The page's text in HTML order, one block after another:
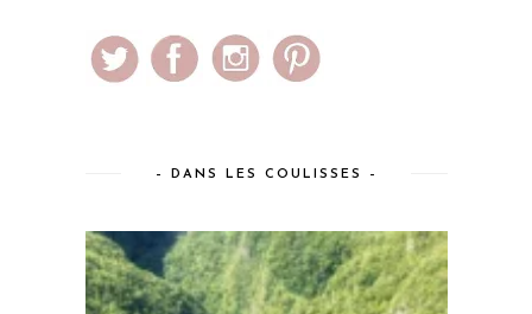
– DANS LES COULISSES –